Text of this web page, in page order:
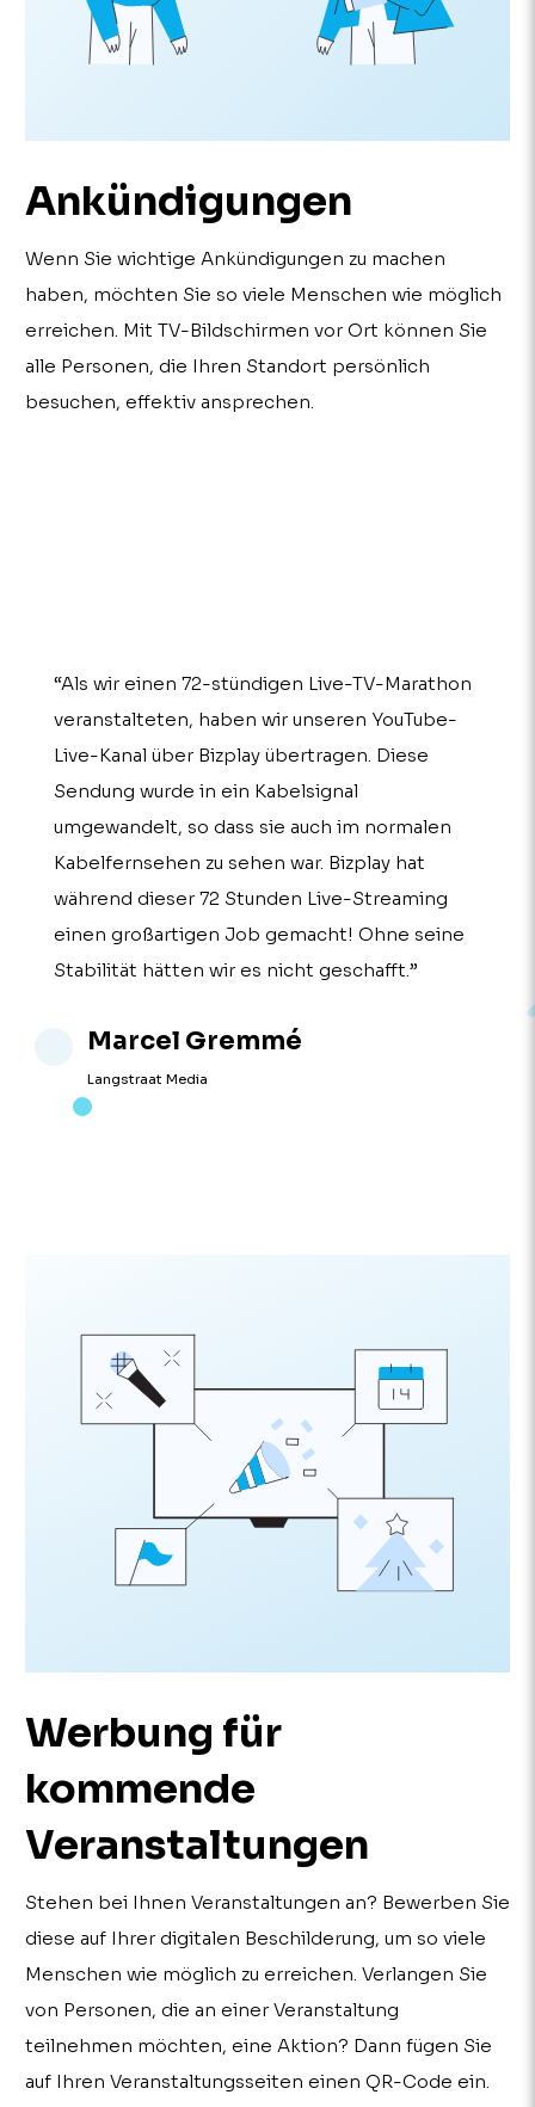
Ankündigungen
Wenn Sie wichtige Ankündigungen zu machen
haben, möchten Sie so viele Menschen wie möglich
erreichen. Mit TV-Bildschirmen vor Ort können Sie
alle Personen, die Ihren Standort persönlich
besuchen, effektiv ansprechen.
“Als wir einen 72-stündigen Live-TV-Marathon
veranstalteten, haben wir unseren YouTube-
Live-Kanal über Bizplay übertragen. Diese
Sendung wurde in ein Kabelsignal
umgewandelt, so dass sie auch im normalen
Kabelfernsehen zu sehen war. Bizplay hat
während dieser 72 Stunden Live-Streaming
einen großartigen Job gemacht! Ohne seine
Stabilität hätten wir es nicht geschafft.”
Marcel Gremmé
Langstraat Media
Werbung für
kommende
Veranstaltungen
Stehen bei Ihnen Veranstaltungen an? Bewerben Sie
diese auf Ihrer digitalen Beschilderung, um so viele
Menschen wie möglich zu erreichen. Verlangen Sie
von Personen, die an einer Veranstaltung
teilnehmen möchten, eine Aktion? Dann fügen Sie
auf Ihren Veranstaltungsseiten einen QR-Code ein.